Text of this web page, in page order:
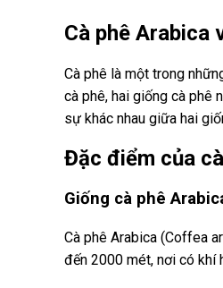
Cà phê Arabica
Cà phê là một trong
cà phê, hai giống cà phê
sự khác nhau giữa hai
Đặc điểm của
Giống cà phê
Cà phê Arabica (Coffea
đến 2000 mét, nơi có khí